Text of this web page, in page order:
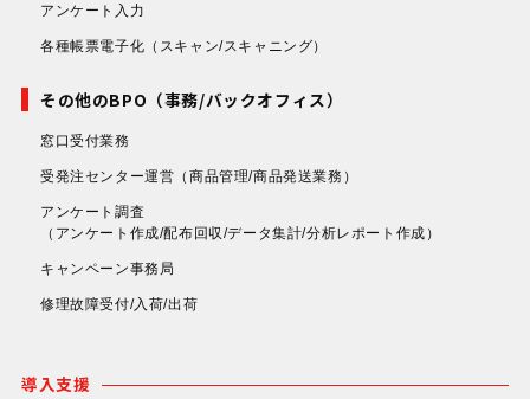
アンケート入力
各種帳票電子化 （スキャン/スキャニング）
その他のBPO（事務/バックオフィス）
窓口受付業務
受発注センター運営 （商品管理/商品発送業務）
アンケート調査
（アンケート作成/配布回収/データ集計/分析レポート作成）
キャンペーン事務局
修理故障受付/入荷/出荷
導入支援